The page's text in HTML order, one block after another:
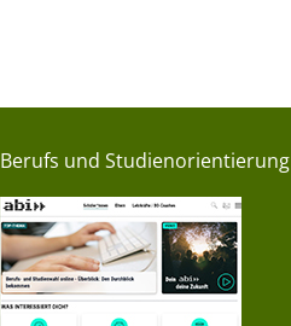
Berufs und Studienorientierung